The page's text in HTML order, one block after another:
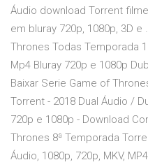
Áudio download Torrent
em bluray 720p, 1080p, 3D
Thrones Todas Temporada
Mp4 Bluray 720p e 1080p
Baixar Serie Game of
Torrent - 2018 Dual Áudio /
720p e 1080p - Download
Thrones 8ª Temporada
Áudio, 1080p, 720p, MKV,